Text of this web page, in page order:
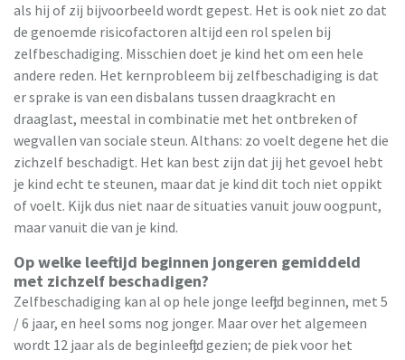
als hij of zij bijvoorbeeld wordt gepest. Het is ook niet zo dat
de genoemde risicofactoren altijd een rol spelen bij
zelfbeschadiging. Misschien doet je kind het om een hele
andere reden. Het kernprobleem bij zelfbeschadiging is dat
er sprake is van een disbalans tussen draagkracht en
draaglast, meestal in combinatie met het ontbreken of
wegvallen van sociale steun. Althans: zo voelt degene het die
zichzelf beschadigt. Het kan best zijn dat jij het gevoel hebt
je kind echt te steunen, maar dat je kind dit toch niet oppikt
of voelt. Kijk dus niet naar de situaties vanuit jouw oogpunt,
maar vanuit die van je kind.
Op welke leeftijd beginnen jongeren gemiddeld
met zichzelf beschadigen?
Zelfbeschadiging kan al op hele jonge leeftijd beginnen, met 5
/ 6 jaar, en heel soms nog jonger. Maar over het algemeen
wordt 12 jaar als de beginleeftijd gezien; de piek voor het